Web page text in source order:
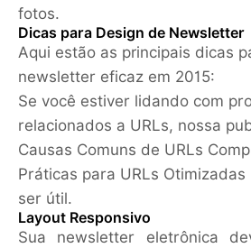
fotos.
Dicas para Design de Newsletter
Aqui estão as principais dicas
newsletter eficaz em 2015:
Se você estiver lidando com
relacionados a URLs, nossa
Causas Comuns de URLs
Práticas para URLs Otimizadas
ser útil.
Layout Responsivo
Sua newsletter eletrônica